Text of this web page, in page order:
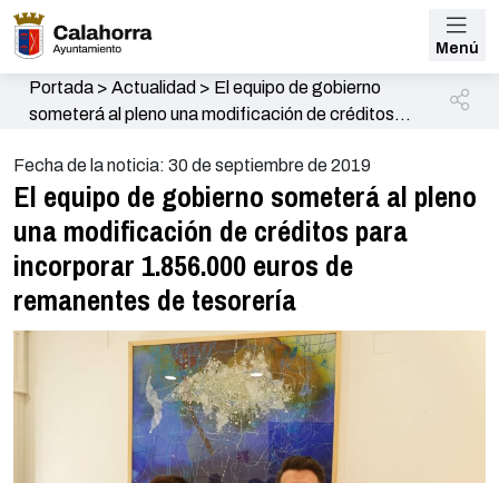
Menú
Portada> Actualidad > El equipo de gobierno
someterá al pleno una modificación de créditos
tesorería
Fecha de la noticia: 30 de septiembre de 2019
El equipo de gobierno someterá al pleno
una modificación de créditos para
incorporar 1.856.000 euros de
remanentes de tesorería